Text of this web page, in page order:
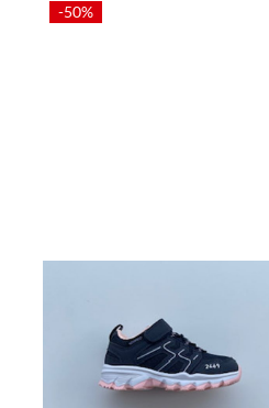
-50%